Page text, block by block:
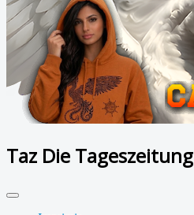
Taz Die Tageszeitung